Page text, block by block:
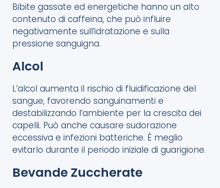
Bibite gassate ed energetiche hanno un alto
contenuto di caffeina, che può influire
negativamente sull’idratazione e sulla
pressione sanguigna.
Alcol
L’alcol aumenta il rischio di fluidificazione del
sangue, favorendo sanguinamenti e
destabilizzando l’ambiente per la crescita dei
capelli. Può anche causare sudorazione
eccessiva e infezioni batteriche. È meglio
evitarlo durante il periodo iniziale di guarigione.
Bevande Zuccherate